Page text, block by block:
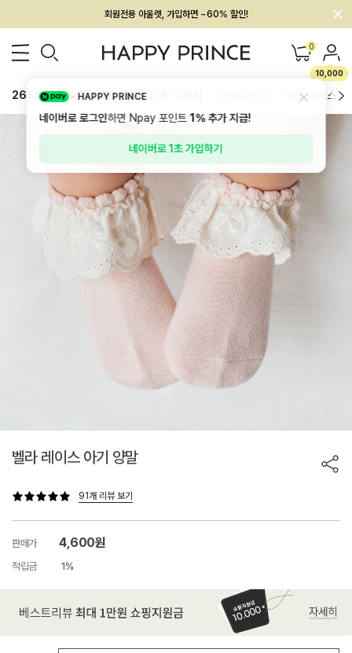
회원전용 아울렛, 가입하면 ~60% 할인!
멤버십 최대 28,000원 혜택 0
10,000
26SS 신상 BEST BABY[6~12M] 하의/레깅스
벨라 레이스 아기 양말
91개 리뷰 보기
판매가 4,600원
적립금 1%
HAPPY PRINCE
네이버로 로그인하면 Npay 포인트1%추가 지급!
네이버로 1초 가입하기